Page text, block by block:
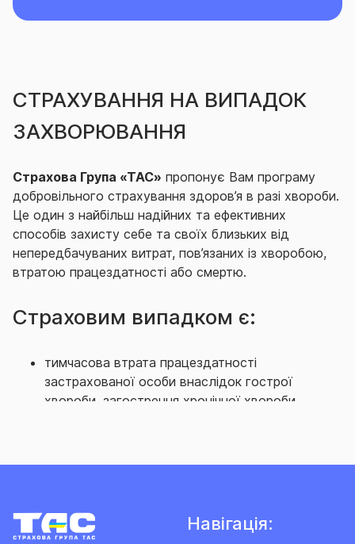
СТРАХУВАННЯ НА ВИПАДОК
ЗАХВОРЮВАННЯ
Страхова Група «ТАС» пропонує Вам програму
добровільного страхування здоров’я в разі хвороби.
Це один з найбільш надійних та ефективних
способів захисту себе та своїх близьких від
непередбачуваних витрат, пов’язаних із хворобою,
втратою працездатності або смертю.
Страховим випадком є:
тимчасова втрата працездатності
застрахованої особи внаслідок гострої
хвороби, загострення хронічної хвороби,
хвороби, загострення хронічної хвороби,
перебування на амбулаторному та/або
Навігація: